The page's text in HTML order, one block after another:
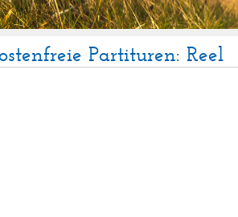
Partituren: Reel